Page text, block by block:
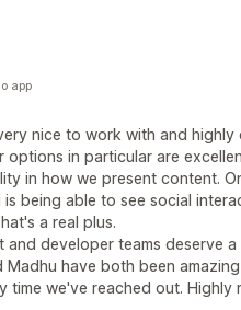
nice to work with and highly
options in particular are
in how we present content.
is being able to see social
a real plus.
and developer teams deserve a
Madhu have both been
time we've reached out. Highly
app